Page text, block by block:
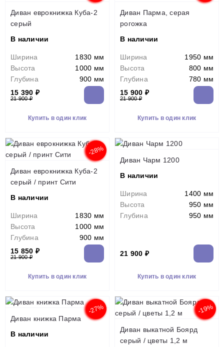
Диван еврокнижка Куба-2
серый
В наличии
Ширина
1830 мм
Высота
1000 мм
Глубина
900 мм
15 390 ₽
21 900 ₽
Купить в один клик
Диван Парма, серая
рогожка
В наличии
Ширина
1950 мм
Высота
800 мм
Глубина
780 мм
15 900 ₽
21 900 ₽
Купить в один клик
-28%
Диван еврокнижка Куба-2
серый / принт Сити
В наличии
Ширина
1830 мм
Высота
1000 мм
Глубина
900 мм
15 850 ₽
21 900 ₽
Купить в один клик
Диван Чарм 1200
В наличии
Ширина
1400 мм
Высота
950 мм
Глубина
950 мм
21 900 ₽
Купить в один клик
-27%
Диван книжка Парма
В наличии
-19%
Диван выкатной Боярд
серый / цветы 1,2 м